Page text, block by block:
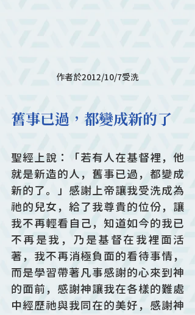
作者於2012/10/7受洗
舊事已過，都變成新的了
聖經上說：「若有人在基督裡，他
就是新造的人，舊事已過，都變成
新的了。」感謝上帝讓我受洗成為
祂的兒女，給了我尊貴的位份，讓
我不再輕看自己，知道如今的我已
不再是我，乃是基督在我裡面活
著，我不再消極負面的看待事情，
而是學習帶著凡事感謝的心來到神
的面前，感謝神讓我在各樣的難處
中經歷祂與我同在的美好，感謝神